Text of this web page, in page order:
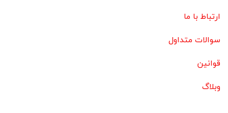
ارتباط با ما
سوالات متداول
قوانین
وبلاگ